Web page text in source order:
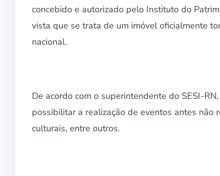
concebido e autorizado pelo Instituto do
vista que se trata de um imóvel oficialmente
nacional.
De acordo com o superintendente do SESI-
possibilitar a realização de eventos antes não
culturais, entre outros.